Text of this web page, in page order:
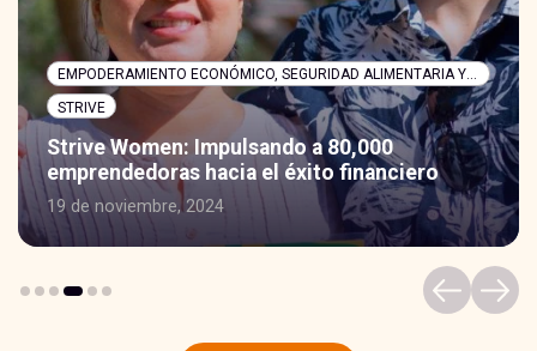
EMPODERAMIENTO ECONÓMICO, SEGURIDAD ALIMENTARIA Y NUTRICIÓN
STRIVE
Strive Women: Impulsando a 80,000
emprendedoras hacia el éxito financiero
19 de noviembre, 2024